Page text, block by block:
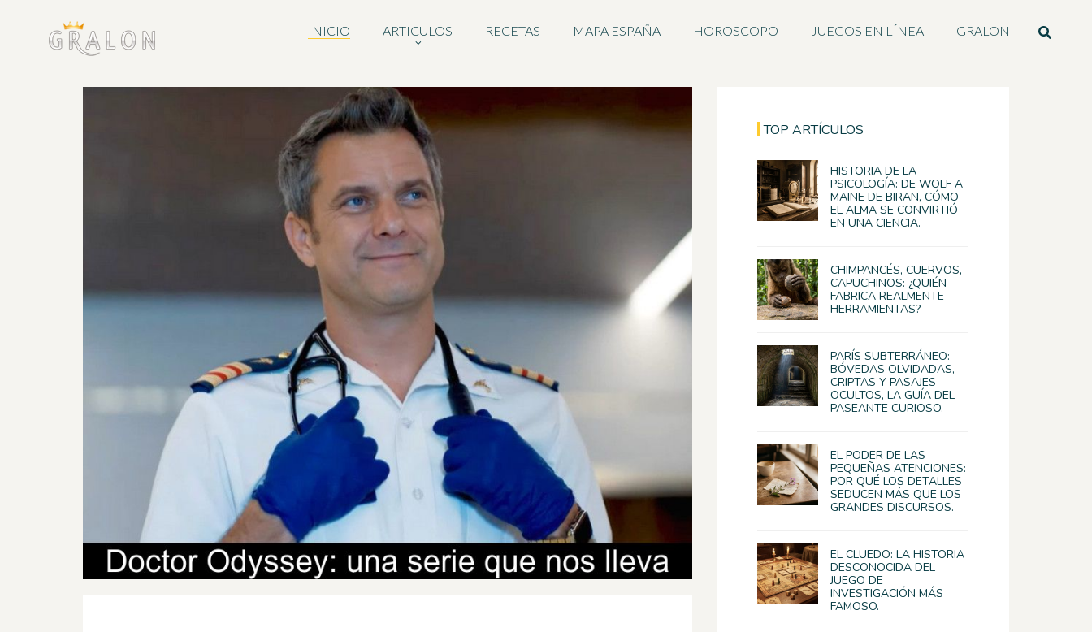
INICIO ARTICULOS RECETAS MAPA ESPAÑA HOROSCOPO JUEGOS EN LÍNEA GRALON
TOP ARTÍCULOS
HISTORIA DE LA
PSICOLOGÍA: DE WOLF A
MAINE DE BIRAN, CÓMO
EL ALMA SE CONVIRTIÓ
EN UNA CIENCIA.
CHIMPANCÉS, CUERVOS,
CAPUCHINOS: ¿QUIÉN
FABRICA REALMENTE
HERRAMIENTAS?
PARÍS SUBTERRÁNEO:
BÓVEDAS OLVIDADAS,
CRIPTAS Y PASAJES
OCULTOS, LA GUÍA DEL
PASEANTE CURIOSO.
EL PODER DE LAS
PEQUEÑAS ATENCIONES:
POR QUÉ LOS DETALLES
SEDUCEN MÁS QUE LOS
GRANDES DISCURSOS.
EL CLUEDO: LA HISTORIA
DESCONOCIDA DEL
JUEGO DE
INVESTIGACIÓN MÁS
FAMOSO.